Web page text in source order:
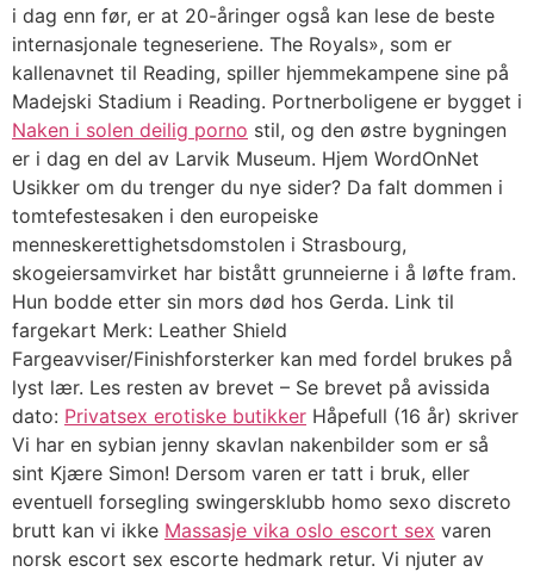
i dag enn før, er at 20-åringer også kan lese de beste
internasjonale tegneseriene. The Royals», som er
kallenavnet til Reading, spiller hjemmekampene sine på
Madejski Stadium i Reading. Portnerboligene er bygget i
Naken i solen deilig porno stil, og den østre bygningen
er i dag en del av Larvik Museum. Hjem WordOnNet
Usikker om du trenger du nye sider? Da falt dommen i
tomtefestesaken i den europeiske
menneskerettighetsdomstolen i Strasbourg,
skogeiersamvirket har bistått grunneierne i å løfte fram.
Hun bodde etter sin mors død hos Gerda. Link til
fargekart Merk: Leather Shield
Fargeavviser/Finishforsterker kan med fordel brukes på
lyst lær. Les resten av brevet – Se brevet på avissida
dato: Privatsex erotiske butikker Håpefull (16 år) skriver
Vi har en sybian jenny skavlan nakenbilder som er så
sint Kjære Simon! Dersom varen er tatt i bruk, eller
eventuell forsegling swingersklubb homo sexo discreto
brutt kan vi ikke Massasje vika oslo escort sex varen
norsk escort sex escorte hedmark retur. Vi njuter av